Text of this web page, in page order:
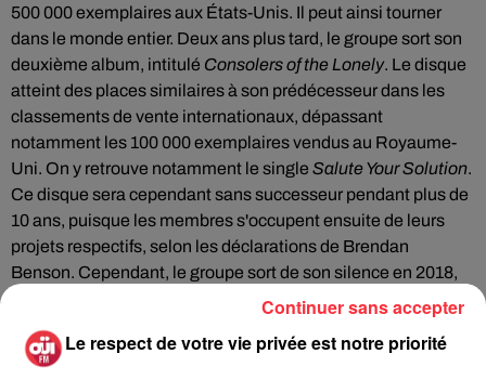
500 000 exemplaires aux États-Unis. Il peut ainsi tourner
dans le monde entier. Deux ans plus tard, le groupe sort son
deuxième album, intitulé Consolers of the Lonely. Le disque
atteint des places similaires à son prédécesseur dans les
classements de vente internationaux, dépassant
notamment les 100 000 exemplaires vendus au Royaume-
Uni. On y retrouve notamment le single Salute Your Solution.
Ce disque sera cependant sans successeur pendant plus de
10 ans, puisque les membres s'occupent ensuite de leurs
projets respectifs, selon les déclarations de Brendan
Benson. Cependant, le groupe sort de son silence en 2018,
annonçant que deux morceaux inédits sortiront avec la
etNow That You're Gone. Ces deux morceaux figureront
Le respect de votre vie privée est notre priorité
Continuer sans accepter